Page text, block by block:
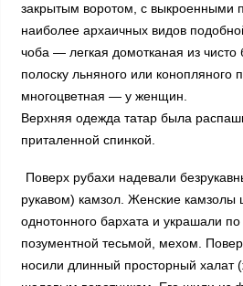
закрытым воротом, с выкроенными
наиболее архаичных видов
чоба — легкая домотканая из чисто
полоску льняного или конопляного
многоцветная — у женщин.
Верхняя одежда татар была
приталенной спинкой.
Поверх рубахи надевали
рукавом) камзол. Женские камзолы
однотонного бархата и украшали
позументной тесьмой, мехом.
носили длинный просторный халат